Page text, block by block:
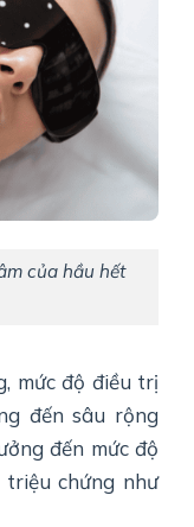
của hầu hết
mức độ điều trị
đến sâu rộng
đến mức độ
triệu chứng như